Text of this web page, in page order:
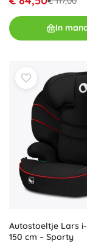
In
Autostoeltje Lars i-
150 cm – Sporty